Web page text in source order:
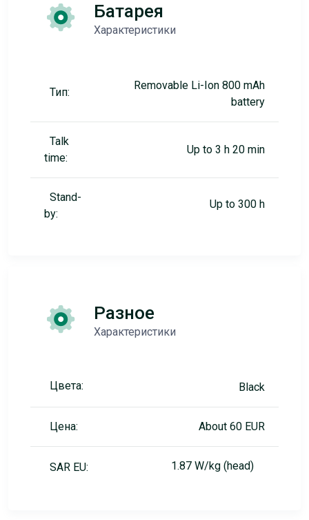
Батарея
Характеристики
Тип:
Removable Li-Ion 800 mAh
battery
Talk
time:
Up to 3 h 20 min
Stand-
by:
Up to 300 h
Разное
Характеристики
Цвета: Black
Цена: About 60 EUR
SAR EU: 1.87 W/kg (head)